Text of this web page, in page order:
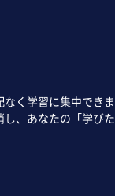
く学習に集中できま
、あなたの「学びた